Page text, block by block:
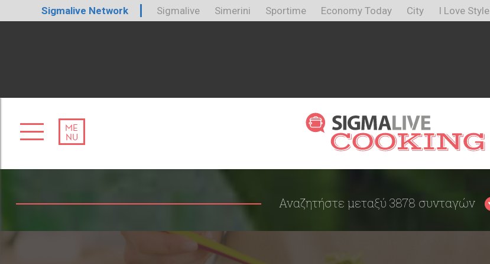
Sigmalive Network Sigmalive Simerini Sportime Economy Today City I Love Style
ME
NU
Αναζητήστε μεταξύ 3878 συνταγών